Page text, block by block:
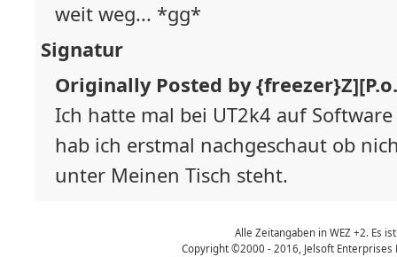
weit weg... *gg*
Signatur
Originally Posted by
Ich hatte mal bei UT2k4 auf
hab ich erstmal nachgeschaut ob
unter Meinen Tisch steht.
Alle Zeitangaben in WEZ +2. Es
Copyright ©2000 - 2016, Jelsoft